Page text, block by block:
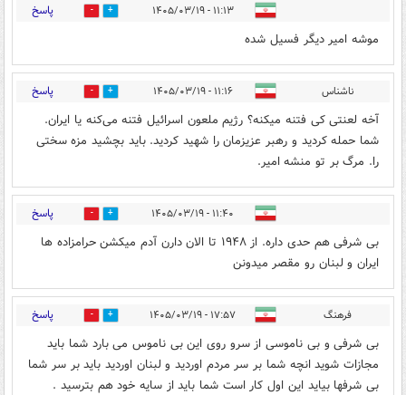
۱۱:۱۳ - ۱۴۰۵/۰۳/۱۹ 0 پاسخ
موشه امیر دیگر فسیل شده
ناشناس ۱۱:۱۶ - ۱۴۰۵/۰۳/۱۹ 0 پاسخ
آخه لعنتی کی فتنه میکنه؟ رژیم ملعون اسرائیل فتنه می‌کنه یا ایران.
شما حمله کردید و رهبر عزیزمان را شهید کردید. باید بچشید مزه سختی
را. مرگ بر تو منشه امیر.
۱۱:۴۰ - ۱۴۰۵/۰۳/۱۹ 0 پاسخ
بی شرفی هم حدی داره. از ۱۹۴۸ تا الان دارن آدم میکشن حرامزاده ها
ایران و لبنان رو مقصر میدونن
فرهنگ ۱۷:۵۷ - ۱۴۰۵/۰۳/۱۹ 0 پاسخ
بی شرفی و بی ناموسی از سرو روی این بی ناموس می بارد شما باید
مجازات شوید انچه شما بر سر مردم اوردید و لبنان اوردید باید بر سر شما
بی شرفها بیاید این اول کار است شما باید از سایه خود هم بترسید .